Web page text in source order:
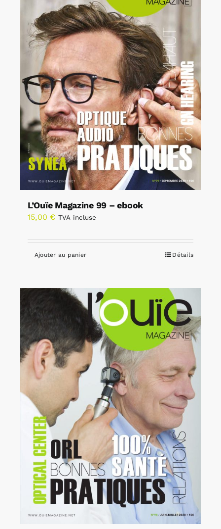
L’Ouïe Magazine 99 – ebook
15,00 € TVA incluse
Ajouter au panier Détails